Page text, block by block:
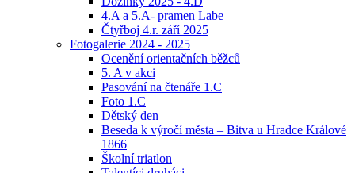
4.A a 5.A- pramen Labe
Čtyřboj 4.r. září 2025
Fotogalerie 2024 - 2025
Ocenění orientačních běžců
5. A v akci
Pasování na čtenáře 1.C
Foto 1.C
Dětský den
Beseda k výročí města – Bitva u Hradce Králové
1866
Školní triatlon